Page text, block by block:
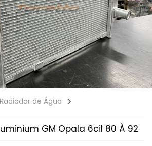
Radiador de Água
GM Opala 6cil 80 À 92